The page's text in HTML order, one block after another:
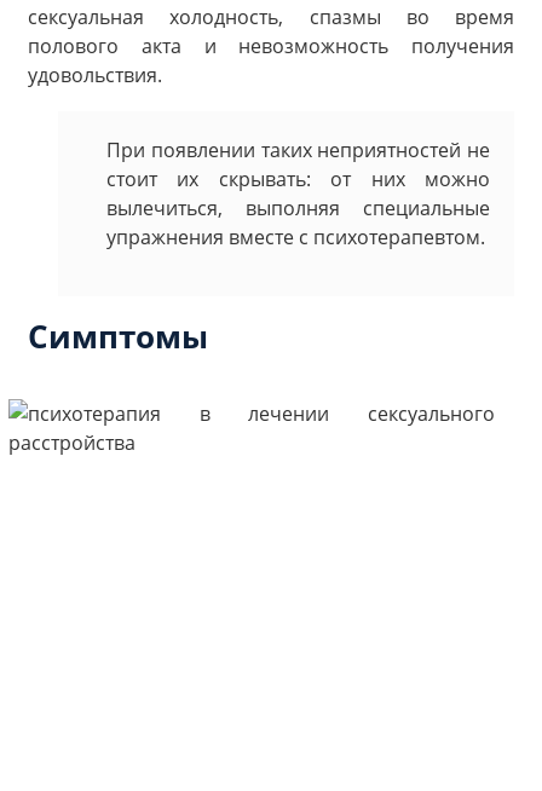
сексуальная холодность, спазмы во время
полового акта и невозможность получения
удовольствия.
При появлении таких неприятностей не
стоит их скрывать: от них можно
вылечиться, выполняя специальные
упражнения вместе с психотерапевтом.
Симптомы